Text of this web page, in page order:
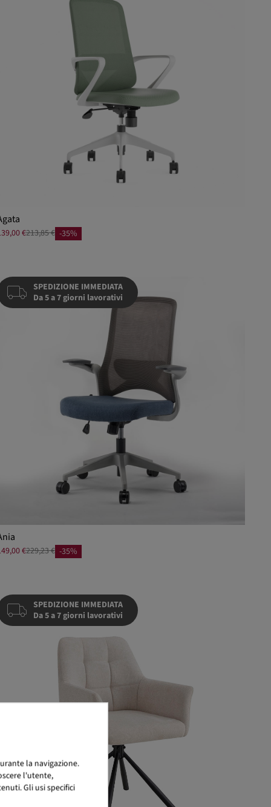
€213,85 € -35%
SPEDIZIONE IMMEDIATA
Da 5 a 7 giorni lavorativi
€229,23 € -35%
SPEDIZIONE IMMEDIATA
Da 5 a 7 giorni lavorativi
la navigazione.
l'utente,
Gli usi specifici